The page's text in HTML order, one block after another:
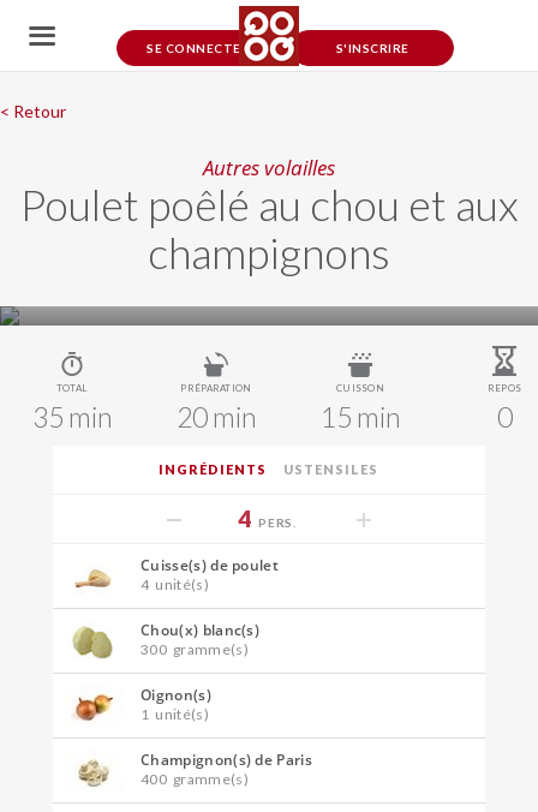
SE CONNECTER S'INSCRIRE
< Retour
Autres volailles
Poulet poêlé au chou et aux
champignons
TOTAL
35 min
PRÉPARATION
20 min
CUISSON
15 min
REPOS
0
INGRÉDIENTS USTENSILES
4 PERS.
Cuisse(s) de poulet
4 unité(s)
Chou(x) blanc(s)
300 gramme(s)
Oignon(s)
1 unité(s)
Champignon(s) de Paris
400 gramme(s)